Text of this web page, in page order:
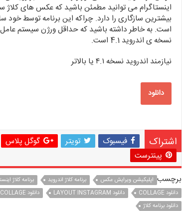
اینستاگرام می توانید مطمئن باشید که عکس های کلاژ
بیشترین سازگاری را دارد. چراکه این برنامه توسط خود
است. به خاطر داشته باشید که حداقل ورژن سیستم عامل
نسخه ی اندروید 4.1 است.
نیازمند اندروید نسخه ۴.۱ یا بالاتر
دانلود
اشتراک فیسبوک تویتر گوگل پلاس
پینترست
برچسب اپلیکیشن ویرایش عکس برنامه کلاژ اندروید برنامه کلاژ
دانلود COLLAGE
دانلود LAYOUT INSTAGRAM دانلود PIC COLLAGE
دانلود برنامه کلاژ